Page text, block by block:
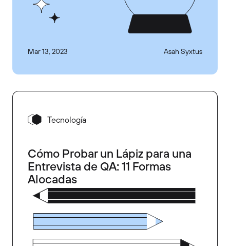
Mar 13, 2023 Asah Syxtus
Tecnología
Cómo Probar un Lápiz para una
Entrevista de QA: 11 Formas
Alocadas